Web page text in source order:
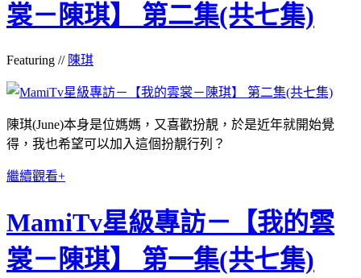
裳－陳琪】 第二集(共七集)
Featuring // 陳琪
陳琪(June)本身是位媽媽，又喜歡扮靚，於是近年就開始覺
得，我也希望可以加入這個扮靚行列？
繼續觀看+
MamiTv星級專訪－【我的雲
裳－陳琪】 第一集(共七集)